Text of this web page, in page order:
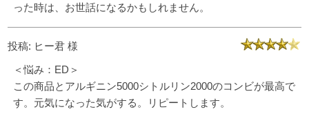
った時は、お世話になるかもしれません。
投稿: ヒー君 様
＜悩み：ED＞
この商品とアルギニン5000シトルリン2000のコンビが最高で
す。元気になった気がする。リピートします。